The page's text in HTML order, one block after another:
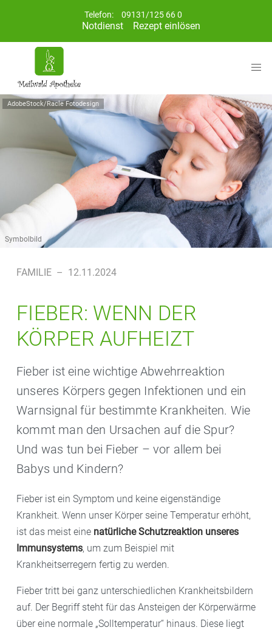
Telefon: 09131/125 66 0
Notdienst Rezept einlösen
AdobeStock/Racle Fotodesign
Symbolbild
FAMILIE – 12.11.2024
FIEBER: WENN DER
KÖRPER AUFHEIZT
Fieber ist eine wichtige Abwehrreaktion
unseres Körpers gegen Infektionen und ein
Warnsignal für bestimmte Krankheiten. Wie
kommt man den Ursachen auf die Spur?
Und was tun bei Fieber – vor allem bei
Babys und Kindern?
Fieber ist ein Symptom und keine eigenständige
Krankheit. Wenn unser Körper seine Temperatur erhöht,
ist das meist eine natürliche Schutzreaktion unseres
Immunsystems, um zum Beispiel mit
Krankheitserregern fertig zu werden.
Fieber tritt bei ganz unterschiedlichen Krankheitsbildern
auf. Der Begriff steht für das Ansteigen der Körperwärme
über eine normale „Solltemperatur“ hinaus. Diese liegt